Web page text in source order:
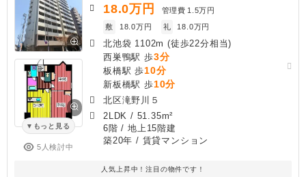
もっと見る
5人検討中
18.0万円 管理費 1.5万円
敷
18.0万円 礼 18.0万円
北池袋 1102m (徒歩22分相当)
西巣鴨駅 歩3分
板橋駅 歩10分
新板橋駅 歩10分
北区滝野川５
2LDK / 51.35m²
6階 / 地上15階建
築20年 / 賃貸マンション
人気上昇中！注目の物件です！